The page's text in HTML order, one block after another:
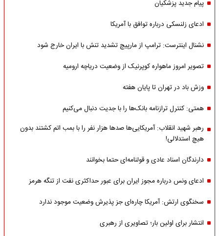
پیام جدید پزشکیان
ادعای زلنسکی درباره توافق با آمریکا
نشنال اینترست: ترامپ از مارپیچ تشدید تنش با ایران خارج شود
تصویر امروز ماهواره کوپرنیک از وضعیت دریاچه ارومیه
وزش باد در تهران تا پایان هفته
همتی: کنترل ترازنامه بانک‌ها را با جدیت دنبال می‌کنیم
رهبر شهید انقلاب: آمریکایی‌ها صدها هزار نفر را با بمب اتم کشتند بدون
هیچ استدلالی!
دارندگان اسناد عادی و قولنامه‌ای حتما بخوانند
ادعای ونس درباره مجوز ایران برای عبور حداکثری نفت از تنگه هرمز
سخنگوی ارتش: آمریکا چاره‌ای جز پذیرش وضعیت موجود ندارد
انتشار برای اولین بار؛ تصاویری از رهبری